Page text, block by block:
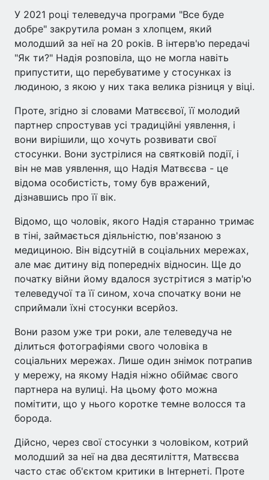
У 2021 році телеведуча програми "Все буде
добре" закрутила роман з хлопцем, який
молодший за неї на 20 років. В інтерв'ю передачі
"Як ти?" Надія розповіла, що не могла навіть
припустити, що перебуватиме у стосунках із
людиною, з якою у них така велика різниця у віці.
Проте, згідно зі словами Матвєєвої, її молодий
партнер спростував усі традиційні уявлення, і
вони вирішили, що хочуть розвивати свої
стосунки. Вони зустрілися на святковій події, і
він не мав уявлення, що Надія Матвєєва - це
відома особистість, тому був вражений,
дізнавшись про її вік.
Відомо, що чоловік, якого Надія старанно тримає
в тіні, займається діяльністю, пов'язаною з
медициною. Він відсутній в соціальних мережах,
але має дитину від попередніх відносин. Ще до
початку війни йому вдалося зустрітися з матір'ю
телеведучої та її сином, хоча спочатку вони не
сприймали їхні стосунки всерйоз.
Вони разом уже три роки, але телеведуча не
ділиться фотографіями свого чоловіка в
соціальних мережах. Лише один знімок потрапив
у мережу, на якому Надія ніжно обіймає свого
партнера на вулиці. На цьому фото можна
помітити, що у нього коротке темне волосся та
борода.
Дійсно, через свої стосунки з чоловіком, котрий
молодший за неї на два десятиліття, Матвєєва
часто стає об'єктом критики в Інтернеті. Проте